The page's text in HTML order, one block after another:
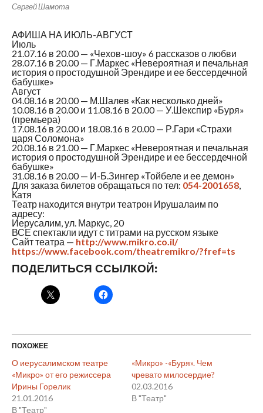
Сергей Шамота
АФИША НА ИЮЛЬ-АВГУСТ
Июль
21.07.16 в 20.00 — «Чехов-шоу» 6 рассказов о любви
28.07.16 в 20.00 — Г.Маркес «Невероятная и печальная
история о простодушной Эрендире и ее бессердечной
бабушке»
Август
04.08.16 в 20.00 — М.Шалев «Как несколько дней»
10.08.16 в 20.00 и 11.08.16 в 20.00 — У.Шекспир «Буря»
(премьера)
17.08.16 в 20.00 и 18.08.16 в 20.00 — Р.Гари «Страхи
царя Соломона»
20.08.16 в 21.00 — Г.Маркес «Невероятная и печальная
история о простодушной Эрендире и ее бессердечной
бабушке»
31.08.16 в 20.00 — И-Б.Зингер «Тойбеле и ее демон»
Для заказа билетов обращаться по тел: 054-2001658,
Катя
Театр находится внутри театрон Ирушалаим по
адресу:
Иерусалим, ул. Маркус, 20
ВСЕ спектакли идут с титрами на русском языке
Сайт театра — http://www.mikro.co.il/
https://www.facebook.com/theatremikro/?fref=ts
ПОДЕЛИТЬСЯ ССЫЛКОЙ:
ПОХОЖЕЕ
О иерусалимском театре
«Микро» от его режиссера
Ирины Горелик
21.01.2016
В "Театр"
«Микро» -«Буря». Чем
чревато милосердие?
02.03.2016
В "Театр"